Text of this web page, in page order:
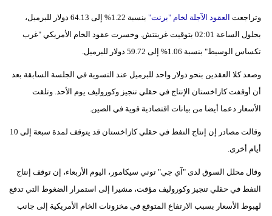
وتكنولوجيا
مدوَّنات
فيديو
وتراجعت العقود الآجلة لخام "برنت"
بنسبة 1.22% إلى 64.13 دولار للبرميل،
بحلول الساعة 02:01 بتوقيت غرينتش. وخسرت عقود الخام الأمريكي "غرب
تكساس الوسيط" بنسبة 1.06% إلى 59.72 دولار للبرميل.
وصعد كلا العقدين بنحو دولار واحد للبرميل عند التسوية في الجلسة السابقة بعد
أن أوقفت كازاخستان الإنتاج في حقلي تنجيز وكوروليف يوم الأحد. وتلقت
الأسعار دعما أيضا من بيانات اقتصادية قوية في الصين.
وقالت مصادر إن إنتاج النفط في حقلي كازاخستان قد يتوقف لمدة سبعة إلى 10
أيام أخرى.
وقال محلل السوق لدى "آي جي" توني سيكامور، اليوم الأربعاء، إن توقف إنتاج
النفط في حقلي تنجيز وكوروليف مؤقت، مشيرا إلى استمرار الضغوط التي تدفع
لهبوط الأسعار بسبب الارتفاع المتوقع في مخزونات الخام الأمريكية إلى جانب